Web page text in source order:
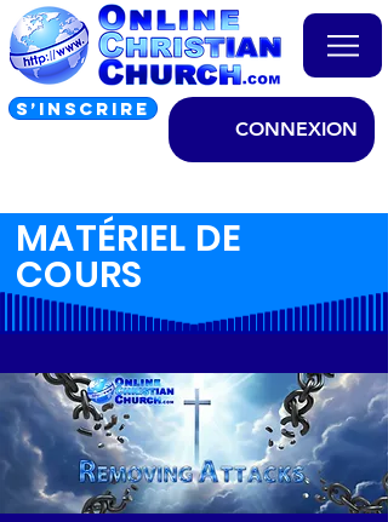
S’INSCRIRE
CONNEXION
MATÉRIEL DE
COURS